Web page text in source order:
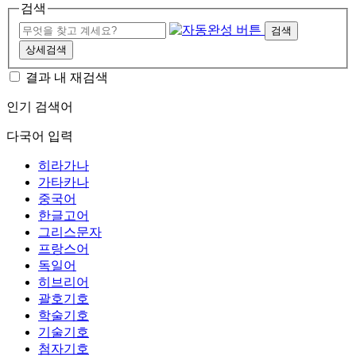
검색
검색
상세검색
결과 내 재검색
인기 검색어
다국어 입력
히라가나
가타카나
중국어
한글고어
그리스문자
프랑스어
독일어
히브리어
괄호기호
학술기호
기술기호
첨자기호